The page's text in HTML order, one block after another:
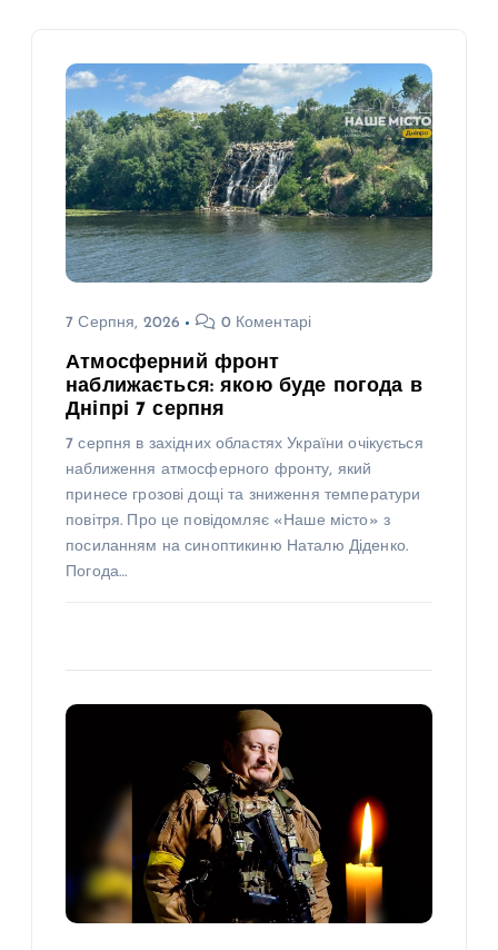
7 Серпня, 2026 0 Коментарі
Атмосферний фронт
наближається: якою буде погода в
Дніпрі 7 серпня
7 серпня в західних областях України очікується
наближення атмосферного фронту, який
принесе грозові дощі та зниження температури
повітря. Про це повідомляє «Наше місто» з
посиланням на синоптикиню Наталю Діденко.
Погода…